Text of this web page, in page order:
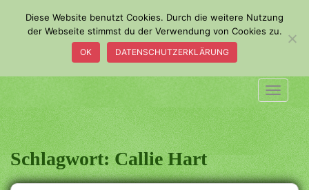
a
i
n
c
o
Schlagwort:Callie Hart
Diese Website benutzt Cookies. Durch die weitere Nutzung
der Webseite stimmst du der Verwendung von Cookies zu.
OK DATENSCHUTZERKLÄRUNG